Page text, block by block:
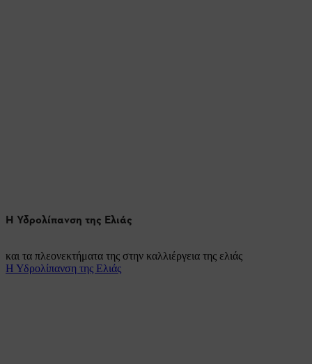
Η Υδρολίπανση της Ελιάς
και τα πλεονεκτήματα της στην καλλιέργεια της ελιάς
Η Υδρολίπανση της Ελιάς